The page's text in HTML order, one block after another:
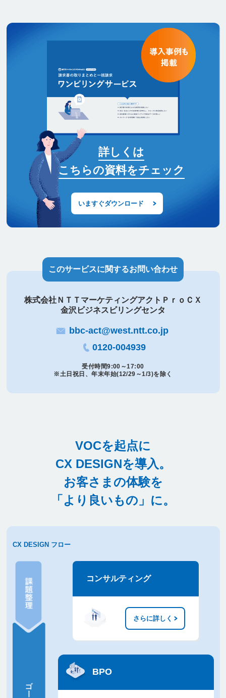
詳しくは
こちらの資料をチェック
いますぐダウンロード
このサービスに関するお問い合わせ
株式会社ＮＴＴマーケティングアクトＰｒｏＣＸ
金沢ビジネスビリングセンタ
bbc-act@west.ntt.co.jp
0120-004939
受付時間9:00～17:00
※土日祝日、年末年始(12/29～1/3)を除く
VOCを起点に
CX DESIGNを導入。
お客さまの体験を
「より良いもの」に。
CX DESIGN フロー
ゴール定
義
アクショ
分析
コンサルティング
さらに詳しく
BPO